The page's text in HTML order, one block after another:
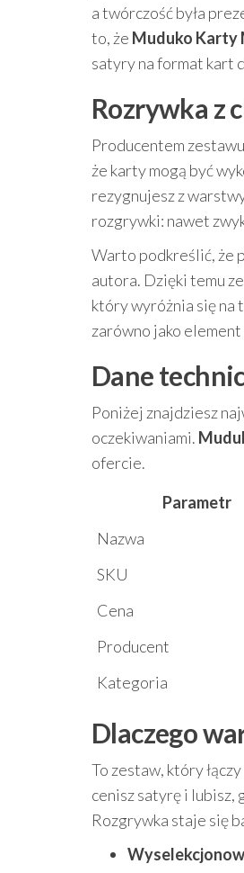
a twórczość była
to, że Muduko Karty
satyry na format kart
Rozrywka z
Producentem
że karty mogą być
rezygnujesz z
rozgrywki: nawet
Warto podkreślić, że
autora. Dzięki temu
który wyróżnia się na
zarówno jako
Dane
Poniżej znajdziesz
oczekiwaniami.
ofercie.
Parametr
Nazwa
SKU
Cena
Producent
Kategoria
Dlaczego
To zestaw, który
cenisz satyrę i lubisz,
Rozgrywka staje się